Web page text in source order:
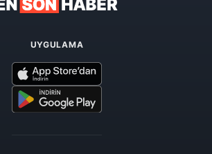
UYGULAMA